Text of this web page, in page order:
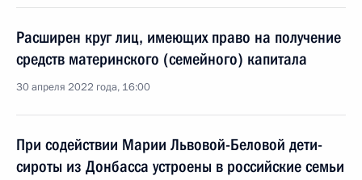
Расширен круг лиц, имеющих право на получение
средств материнского (семейного) капитала
30 апреля 2022 года, 16:00
При содействии Марии Львовой-Беловой дети-
сироты из Донбасса устроены в российские семьи